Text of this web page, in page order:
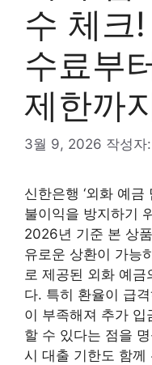
수 체크
수료부
제한까
3월 9, 2026 작성자:
신한은행 ‘외화 예
불이익을 방지하기
2026년 기준 본 상
유로운 상환이 가능
로 제공된 외화 예금
다. 특히 환율이 급
이 부족해져 추가 입
할 수 있다는 점을
시 대출 기한도 함께